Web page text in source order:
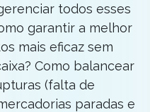
todos esses
garantir a melhor
mais eficaz sem
Como balancear
(falta de
paradas e